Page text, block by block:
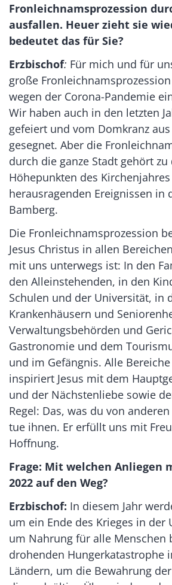
Fronleichnamsprozession
ausfallen. Heuer zieht sie
bedeutet das für Sie?
Erzbischof: Für mich und für
große
wegen der Corona-Pandemie
Wir haben auch in den letzten
gefeiert und vom Domkranz
gesegnet. Aber die
durch die ganze Stadt gehört zu
Höhepunkten des
herausragenden Ereignissen in
Bamberg.
Die Fronleichnamsprozession
Jesus Christus in allen
mit uns unterwegs ist: In den
den Alleinstehenden, in den
Schulen und der Universität, in
Krankenhäusern und
Verwaltungsbehörden und
Gastronomie und dem
und im Gefängnis. Alle
inspiriert Jesus mit dem
und der Nächstenliebe sowie
Regel: Das, was du von
tue ihnen. Er erfüllt uns mit
Hoffnung.
Frage: Mit welchen Anliegen
2022 auf den Weg?
Erzbischof: In diesem Jahr
um ein Ende des Krieges in der
um Nahrung für alle Menschen
drohenden Hungerkatastrophe
Ländern, um die Bewahrung